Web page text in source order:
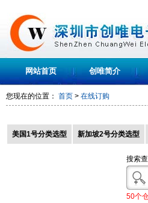
网站首页 创唯简介
您现在的位置： 首页 > 在线订购
美国1号分类选型 新加坡2号分类选型
搜索
50个